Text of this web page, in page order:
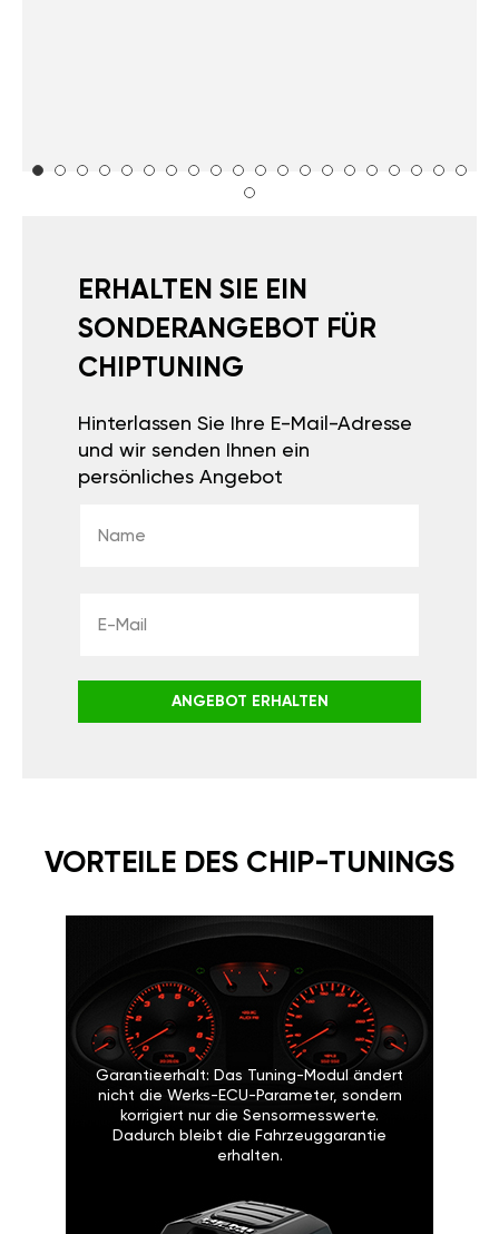
ERHALTEN SIE EIN
SONDERANGEBOT FÜR
CHIPTUNING
Hinterlassen Sie Ihre E-Mail-Adresse
und wir senden Ihnen ein
persönliches Angebot
ANGEBOT ERHALTEN
VORTEILE DES CHIP-TUNINGS
Garantieerhalt: Das Tuning-Modul ändert
nicht die Werks-ECU-Parameter, sondern
korrigiert nur die Sensormesswerte.
Dadurch bleibt die Fahrzeuggarantie
erhalten.